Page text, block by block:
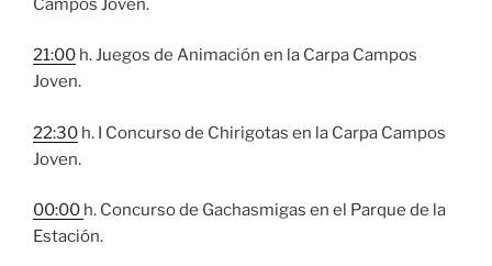
Campos Joven.
21:00 h. Juegos de Animación en la Carpa Campos
Joven.
22:30 h. I Concurso de Chirigotas en la Carpa Campos
Joven.
00:00 h. Concurso de Gachasmigas en el Parque de la
Estación.